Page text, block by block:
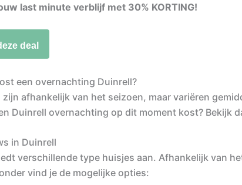
last minute verblijf met 30% KORTING!
deal
een overnachting Duinrell?
zijn afhankelijk van het seizoen, maar variëren
Duinrell overnachting op dit moment kost? Bekijk
in Duinrell
verschillende type huisjes aan. Afhankelijk van
vind je de mogelijke opties: